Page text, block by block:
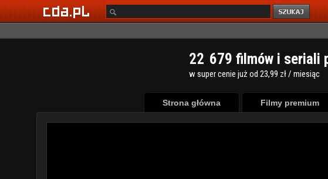
22 679 filmów i seriali
w super cenie już od 23,99 zł / miesiąc
Strona główna Filmy premium